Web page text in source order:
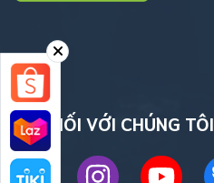
KẾT NỐI VỚI CHÚNG TÔI